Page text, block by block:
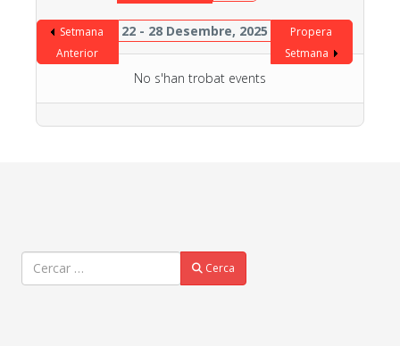
Setmana
Anterior
22 - 28 Desembre, 2025
Propera
Setmana
No s'han trobat events
Cercar Cerca